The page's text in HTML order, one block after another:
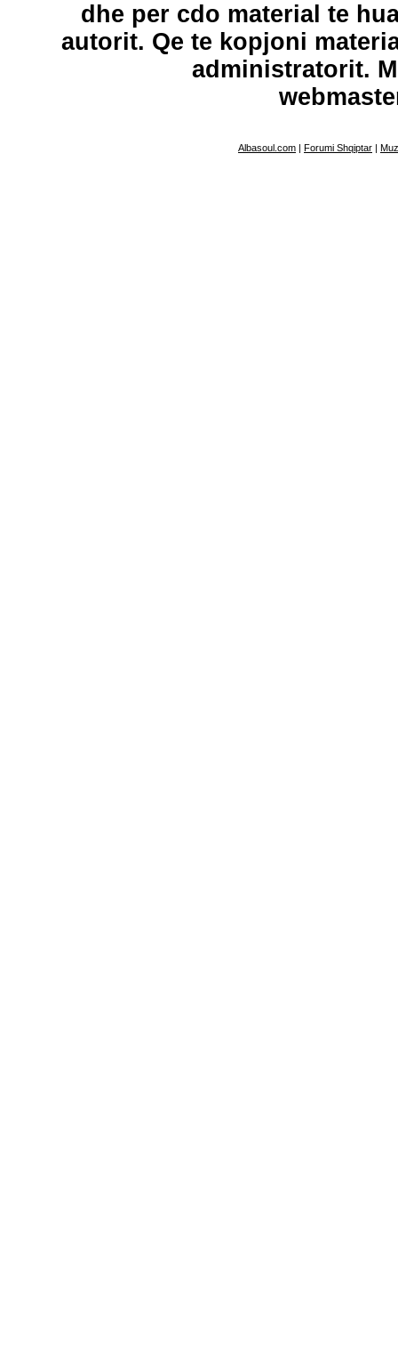
dhe per cdo material te
autorit. Qe te kopjoni
administratorit.
Albasoul.com | Forumi Shqiptar |